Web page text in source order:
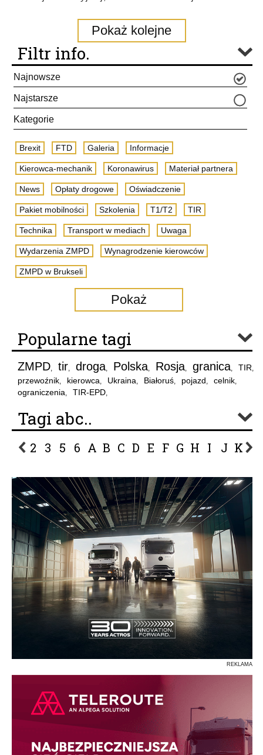
Pokaż kolejne
Filtr info.
Najnowsze
Najstarsze
Kategorie
Brexit FTD Galeria Informacje
Kierowca-mechanik Koronawirus Materiał partnera
News Opłaty drogowe Oświadczenie
Pakiet mobilności Szkolenia T1/T2 TIR
Technika Transport w mediach Uwaga
Wydarzenia ZMPD Wynagrodzenie kierowców
ZMPD w Brukseli
Pokaż
Popularne tagi
ZMPD, tir, droga, Polska, Rosja, granica, TIR,
przewoźnik, kierowca, Ukraina, Białoruś, pojazd, celnik,
ograniczenia, TIR-EPD,
Tagi abc..
2 3 5 6 A B C D E F G H I J K L
REKLAMA